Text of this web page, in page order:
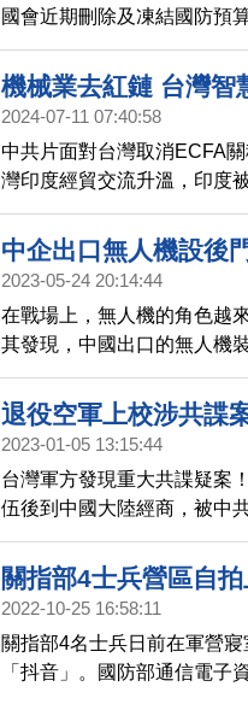
國會近期刪除及凍結國防預
達10億新台幣。無人機研發
警，恐怕會與川普漸行漸遠
機械業去紅鏈 台灣智
2024-07-11 07:40:58
中共片面對台灣取消ECFA
灣印度經貿交流升溫，印度
機、紡織機等13家上中下游
地公、私部門參觀，洽談合
中企出口無人機設後
2023-05-24 20:14:44
在戰場上，無人機的角色越
其發現，中國出口的無人機
自動調轉離開。
退役空軍上校涉共諜
2023-01-05 13:15:44
台灣軍方發現重大共諜疑案
伍後到中國大陸經商，被中
役海空軍軍官。週二高雄檢
回七人，其中劉姓空軍上校
此，國防部做出回應。
關指部4士兵營區自
2022-10-25 16:58:11
關指部4名士兵日前在軍營
「抖音」。國防部通信電子